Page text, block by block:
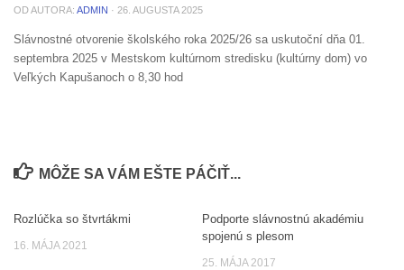
OD AUTORA: ADMIN · 26. AUGUSTA 2025
Slávnostné otvorenie školského roka 2025/26 sa uskutoční dňa 01.
septembra 2025 v Mestskom kultúrnom stredisku (kultúrny dom) vo
Veľkých Kapušanoch o 8,30 hod
MÔŽE SA VÁM EŠTE PÁČIŤ...
Rozlúčka so štvrtákmi
16. MÁJA 2021
Podporte slávnostnú akadémiu
spojenú s plesom
25. MÁJA 2017